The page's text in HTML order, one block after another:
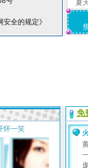
全的规定》
夏